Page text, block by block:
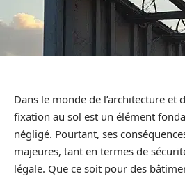
Dans le monde de l’architecture et
fixation au sol est un élément
négligé. Pourtant, ses
majeures, tant en termes de
légale. Que ce soit pour des